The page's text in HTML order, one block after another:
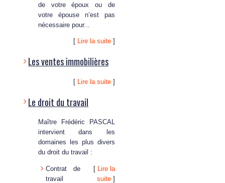
de votre époux ou de
votre épouse n’est pas
nécessaire pour...
[ Lire la suite]
Les ventes immobilières
[ Lire la suite]
Le droit du travail
Maître Frédéric PASCAL
intervient dans les
domaines les plus divers
du droit du travail :
Contrat de
travail
[
Lire la
suite]